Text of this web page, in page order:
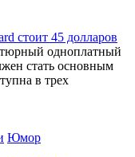
стоит 45 долларов
одноплатный
стать основным
в трех
Юмор